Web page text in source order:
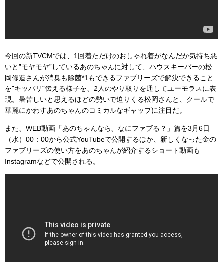
今回の新TVCMでは、1回着ただけのおしゃれ着がなんだか気持ち悪
いと”モヤモヤ”しているあのちゃんに対して、ハウスキーパーの松
岡修造さんが消臭も除菌*1もできるファブリーズで解決できること
を”キッパリ”伝える様子を、2人のやり取りを通してユーモラスに表
現。暑苦しいと思えるほどの勢いで迫りくる松岡さんと、クールで
華麗にかわすあのちゃんのコミカルなギャップに注目だ。
また、WEB動画「あのちゃんなら、なにファブる？」篇を3月6日
（水）00：00から公式YouTubeで公開するほか、新しくなった金の
ファブリーズの使い方をあのちゃんが紹介するショート動画も
Instagramなどで公開される。